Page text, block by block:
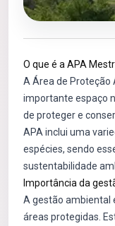
O que é a APA
A Área de Proteção
importante espaço
de proteger e
APA inclui uma
espécies, sendo
sustentabilidade
Importância da
A gestão ambiental
áreas protegidas.